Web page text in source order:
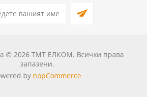
© 2026 ТМТ ЕЛКОМ. Всички права
запазени.
by nopCommerce